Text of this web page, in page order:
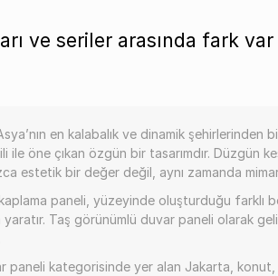
ve seriler arasında fark
en kalabalık ve dinamik
ile öne çıkan özgün bir tasarımdır. Düzgün
estetik bir değer değil, aynı zamanda
paneli, yüzeyinde oluşturduğu farklı
yaratır. Taş görünümlü duvar paneli olarak
kategorisinde yer alan Jakarta, konut,